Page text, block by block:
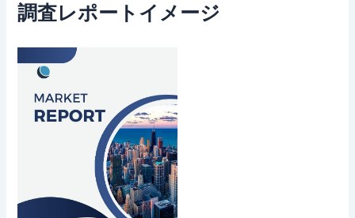
調査レポートイメージ